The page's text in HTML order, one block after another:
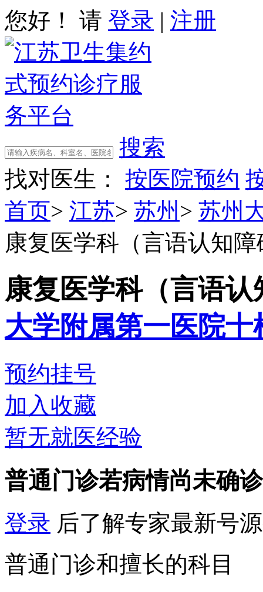
您好！ 请 登录 | 注册
搜索
找对医生：
按医院预约
首页> 江苏> 苏州 > 苏州
康复医学科（言语认知
康复医学科（言语
大学附属第一医院十
预约挂号
加入收藏
暂无就医经验
普通门诊若病情尚未确
登录 后了解专家最新号
普通门诊和擅长的科目